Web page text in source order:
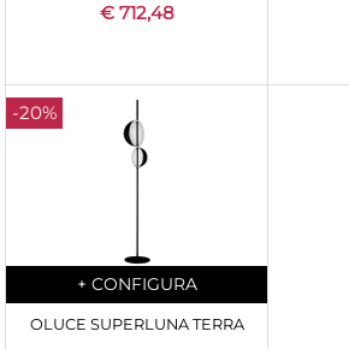
€ 712,48
-20%
Quantity
+ CONFIGURA
OLUCE SUPERLUNA TERRA